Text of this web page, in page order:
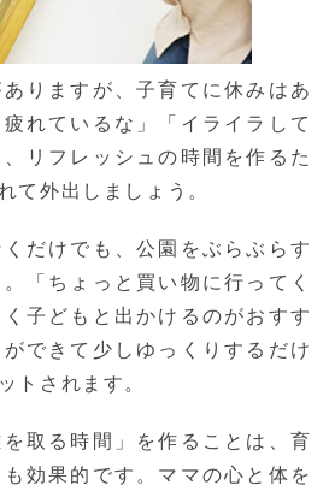
りますが、子育てに休みはあ
れているな」「イライラして
リフレッシュの時間を作るた
て外出しましょう。
だけでも、公園をぶらぶらす
「ちょっと買い物に行ってく
子どもと出かけるのがおすす
できて少しゆっくりするだけ
トされます。
を取る時間」を作ることは、育
効果的です。ママの心と体を